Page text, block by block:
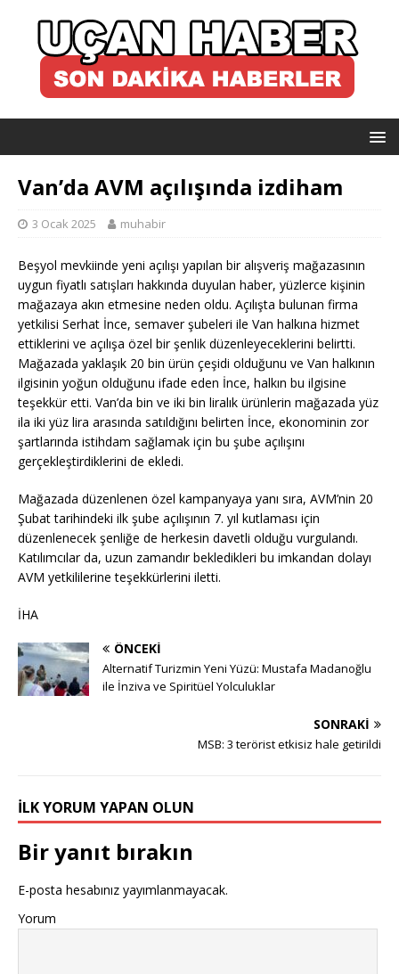
Van’da AVM açılışında izdiham
3 Ocak 2025 muhabir
Beşyol mevkiinde yeni açılışı yapılan bir alışveriş mağazasının
uygun fiyatlı satışları hakkında duyulan haber, yüzlerce kişinin
mağazaya akın etmesine neden oldu. Açılışta bulunan firma
yetkilisi Serhat İnce, semaver şubeleri ile Van halkına hizmet
ettiklerini ve açılışa özel bir şenlik düzenleyeceklerini belirtti.
Mağazada yaklaşık 20 bin ürün çeşidi olduğunu ve Van halkının
ilgisinin yoğun olduğunu ifade eden İnce, halkın bu ilgisine
teşekkür etti. Van’da bin ve iki bin liralık ürünlerin mağazada yüz
ila iki yüz lira arasında satıldığını belirten İnce, ekonominin zor
şartlarında istihdam sağlamak için bu şube açılışını
gerçekleştirdiklerini de ekledi.
Mağazada düzenlenen özel kampanyaya yanı sıra, AVM’nin 20
Şubat tarihindeki ilk şube açılışının 7. yıl kutlaması için
düzenlenecek şenliğe de herkesin davetli olduğu vurgulandı.
Katılımcılar da, uzun zamandır bekledikleri bu imkandan dolayı
AVM yetkililerine teşekkürlerini iletti.
İHA
ÖNCEKI
Alternatif Turizmin Yeni Yüzü: Mustafa Madanoğlu
ile İnziva ve Spiritüel Yolculuklar
SONRAKI
MSB: 3 terörist etkisiz hale getirildi
İLK YORUM YAPAN OLUN
Bir yanıt bırakın
E-posta hesabınız yayımlanmayacak.
Yorum